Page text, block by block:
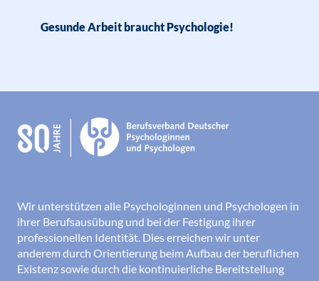
Gesunde Arbeit braucht Psychologie!
Wir unterstützen alle Psychologinnen und Psychologen in
ihrer Berufsausübung und bei der Festigung ihrer
professionellen Identität. Dies erreichen wir unter
anderem durch Orientierung beim Aufbau der beruflichen
Existenz sowie durch die kontinuierliche Bereitstellung